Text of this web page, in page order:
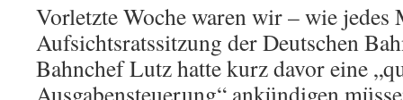
Vorletzte Woche waren wir – wie jedes
Aufsichtsratssitzung der Deutschen
Bahnchef Lutz hatte kurz davor eine
Ausgabensteuerung“ ankündigen